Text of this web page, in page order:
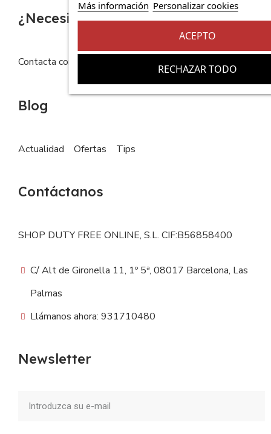
Más información Personalizar cookies
RECHAZAR TODO
ACEPTO
¿Necesitas ayuda?
Contacta con nosotros
Blog
Actualidad Ofertas Tips
Contáctanos
SHOP DUTY FREE ONLINE, S.L. CIF:B56858400
C/ Alt de Gironella 11, 1º 5ª, 08017 Barcelona, Las
Palmas
Llámanos ahora: 931710480
Newsletter